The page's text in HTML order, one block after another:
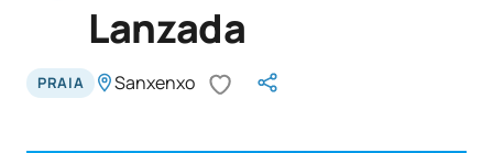
Lanzada
PRAIA Sanxenxo